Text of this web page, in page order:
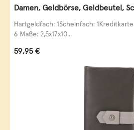
Damen, Geldbörse, Geldbeutel,
Leder
Hartgeldfach: 1Scheinfach:
6 Maße: 2,5x17x10...
Regulärer Preis:
59,95 €